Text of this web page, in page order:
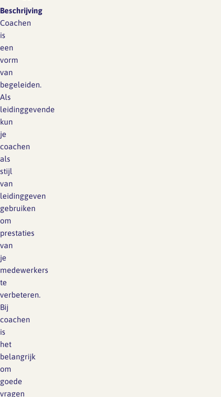
Beschrijving
Coachen
is
een
vorm
van
begeleiden.
Als
leidinggevende
kun
je
coachen
als
stijl
van
leidinggeven
gebruiken
om
prestaties
van
je
medewerkers
te
verbeteren.
Bij
coachen
is
het
belangrijk
om
goede
vragen